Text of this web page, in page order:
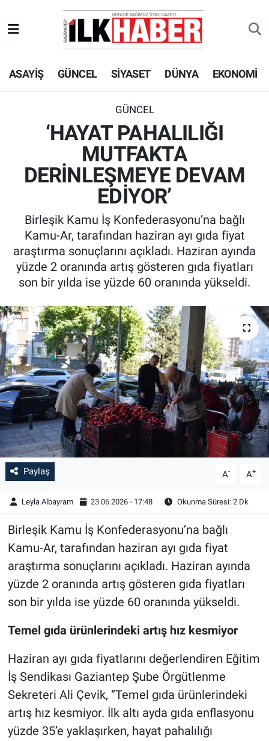
ASAYİŞ GÜNCEL SİYASET DÜNYA EKONOMİ
GÜNCEL
‘HAYAT PAHALILIĞI
MUTFAKTA
DERİNLEŞMEYE DEVAM
EDİYOR’
Birleşik Kamu İş Konfederasyonu’na bağlı
Kamu-Ar, tarafından haziran ayı gıda fiyat
araştırma sonuçlarını açıkladı. Haziran ayında
yüzde 2 oranında artış gösteren gıda fiyatları
son bir yılda ise yüzde 60 oranında yükseldi.
Paylaş A- A+
Leyla Albayram 23.06.2026 - 17:48 Okunma Süresi: 2 Dk
Birleşik Kamu İş Konfederasyonu’na bağlı
Kamu-Ar, tarafından haziran ayı gıda fiyat
araştırma sonuçlarını açıkladı. Haziran ayında
yüzde 2 oranında artış gösteren gıda fiyatları
son bir yılda ise yüzde 60 oranında yükseldi.
Temel gıda ürünlerindeki artış hız kesmiyor
Haziran ayı gıda fiyatlarını değerlendiren Eğitim
İş Sendikası Gaziantep Şube Örgütlenme
Sekreteri Ali Çevik, ‘’Temel gıda ürünlerindeki
artış hız kesmiyor. İlk altı ayda gıda enflasyonu
yüzde 35’e yaklaşırken, hayat pahalılığı
EKONOMİ
SİYASET
SPOR
TEKNOLOJİ
EĞİTİM
KÜLTÜR - SANAT
Beyoğlu Hava Durumu
Beyoğlu Trafik Yoğunluk Haritası
Süper Lig Puan Durumu ve Fikstür
Tüm Manşetler
Son Dakika Haberleri